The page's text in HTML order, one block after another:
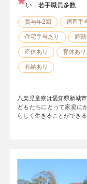
い｜若手職員多数
賞与年2回 宿直手
住宅手当あり 通勤
産休あり 育休あり
有給あり
八楽児童寮は愛知県新城
どもたちにとって家庭に
らしく生きることができ